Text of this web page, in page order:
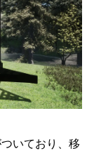
いており、移